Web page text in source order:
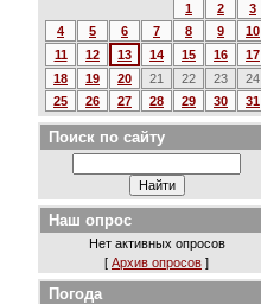
1
2
3
4
5 6 7 8 9
10
11
12 13 14 15 16
17
18
19 20 21 22 23
24
25
26 27 28 29 30 31
Поиск по сайту
Наш опрос
Нет активных опросов
[ Архив опросов ]
Погода